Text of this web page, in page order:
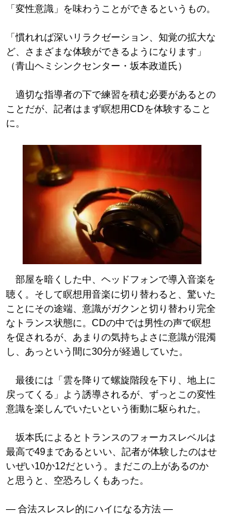
「変性意識」を味わうことができるというもの。
「慣れれば深いリラクゼーション、知覚の拡大な
ど、さまざまな体験ができるようになります」
（青山ヘミシンクセンター・坂本政道氏）
適切な指導者の下で練習を積む必要があるとの
ことだが、記者はまず瞑想用CDを体験すること
に。
部屋を暗くした中、ヘッドフォンで導入音楽を
聴く。そして瞑想用音楽に切り替わると、驚いた
ことにその途端、意識がガクンと切り替わり完全
なトランス状態に。CDの中では男性の声で瞑想
を促されるが、あまりの気持ちよさに意識が混濁
し、あっという間に30分が経過していた。
最後には「雲を降りて螺旋階段を下り、地上に
戻ってくる」よう誘導されるが、ずっとこの変性
意識を楽しんでいたいという衝動に駆られた。
坂本氏によるとトランスのフォーカスレベルは
最高で49まであるといい、記者が体験したのはせ
いぜい10か12だという。まだこの上があるのか
と思うと、空恐ろしくもあった。